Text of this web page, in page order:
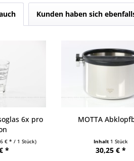
Kunden haben sich
6x pro
€ * / 1 Stück)
*
MOTTA
Inhalt 1 Stück
30,25 € *